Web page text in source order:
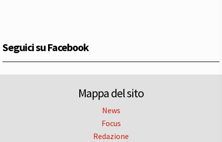
Seguici su Facebook
Mappa del sito
News
Focus
Redazione